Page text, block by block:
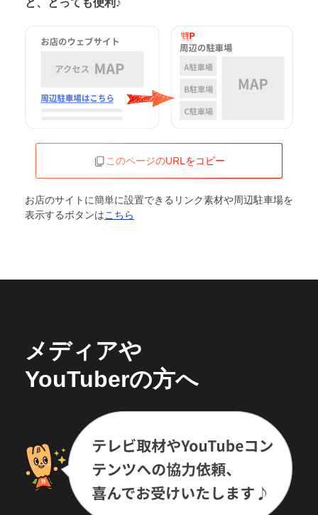
と、とっても便利♪
このページのURLをコピー
お店のサイトに簡単に設置できるリンク素材や周辺駐車場を
表示するボタンはこちら
メディアや
YouTuberの方へ